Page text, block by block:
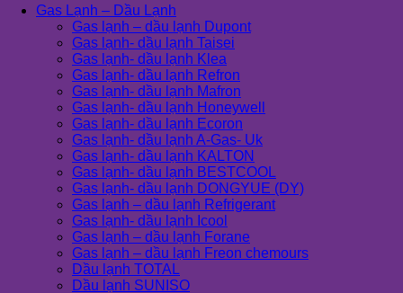
Gas Lạnh – Dầu Lạnh
Gas lạnh – dầu lạnh Dupont
Gas lạnh- dầu lạnh Taisei
Gas lạnh- dầu lạnh Klea
Gas lạnh- dầu lạnh Refron
Gas lạnh- dầu lạnh Mafron
Gas lạnh- dầu lạnh Honeywell
Gas lạnh- dầu lạnh Ecoron
Gas lạnh- dầu lạnh A-Gas- Uk
Gas lạnh- dầu lạnh KALTON
Gas lạnh- dầu lạnh BESTCOOL
Gas lạnh- dầu lạnh DONGYUE (DY)
Gas lạnh – dầu lạnh Refrigerant
Gas lạnh- dầu lạnh Icool
Gas lạnh – dầu lạnh Forane
Gas lạnh – dầu lạnh Freon chemours
Dầu lạnh TOTAL
Dầu lạnh SUNISO